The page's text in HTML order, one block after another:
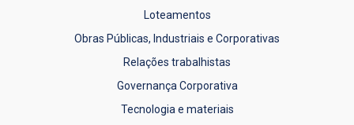
Loteamentos
Obras Públicas, Industriais e Corporativas
Relações trabalhistas
Governança Corporativa
Tecnologia e materiais